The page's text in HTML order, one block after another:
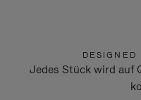
DESIGNED
Jedes Stück wird auf